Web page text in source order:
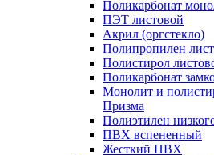
Поликарбонат
ПЭТ листовой
Акрил (оргстекло)
Полипропилен
Полистирол
Поликарбонат
Монолит и
Призма
Полиэтилен
ПВХ вспененный
Жесткий ПВХ